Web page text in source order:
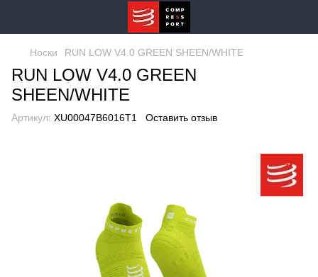
Носки RUN LOW V4.0 GREEN SHEEN/WHITE
RUN LOW V4.0 GREEN
SHEEN/WHITE
Артикул: XU00047B6016T1 Оставить отзыв